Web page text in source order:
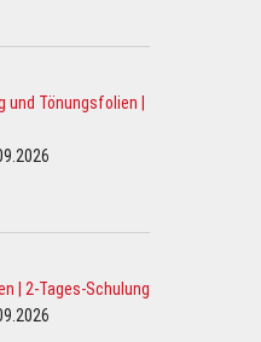
und Tönungsfolien |
| 2-Tages-Schulung